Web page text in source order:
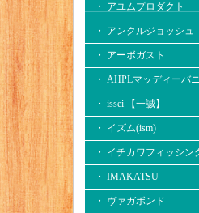
・ アユムプロダクト
・ アンクルジョッシュ
・ アーボガスト
・ AHPLマッディーバ
・ issei 【一誠】
・ イズム(ism)
・ イチカワフィッシン
・ IMAKATSU
・ ヴァガボンド